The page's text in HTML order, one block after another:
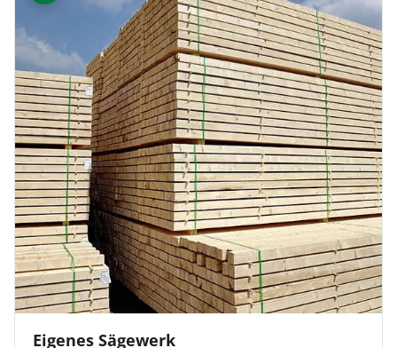
Eigenes Sägewerk